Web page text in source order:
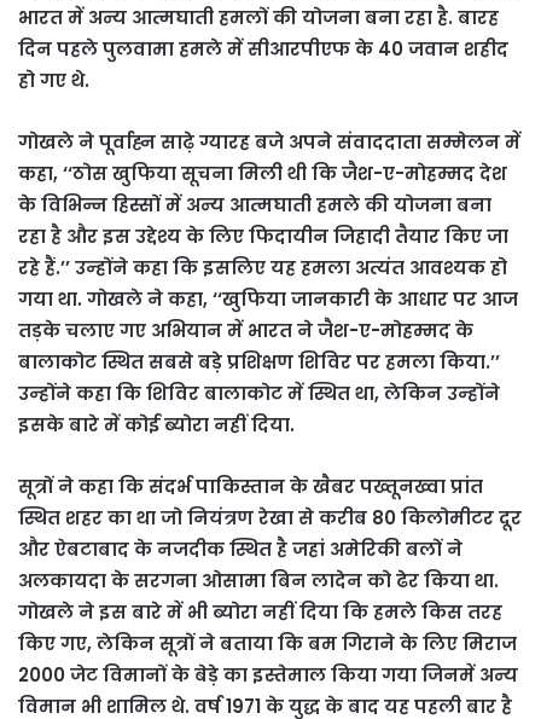
भारत में अन्य आत्मघाती हमलों की योजना बना रहा है. बारह
दिन पहले पुलवामा हमले में सीआरपीएफ के 40 जवान शहीद
हो गए थे.
गोखले ने पूर्वाह्न साढ़े ग्यारह बजे अपने संवाददाता सम्मेलन में
कहा, ‘‘ठोस खुफिया सूचना मिली थी कि जैश-ए-मोहम्मद देश
के विभिन्न हिस्सों में अन्य आत्मघाती हमले की योजना बना
रहा है और इस उद्देश्य के लिए फिदायीन जिहादी तैयार किए जा
रहे हैं.’’ उन्होंने कहा कि इसलिए यह हमला अत्यंत आवश्यक हो
गया था. गोखले ने कहा, ‘‘खुफिया जानकारी के आधार पर आज
तड़के चलाए गए अभियान में भारत ने जैश-ए-मोहम्मद के
बालाकोट स्थित सबसे बड़े प्रशिक्षण शिविर पर हमला किया.’’
उन्होंने कहा कि शिविर बालाकोट में स्थित था, लेकिन उन्होंने
इसके बारे में कोई ब्योरा नहीं दिया.
सूत्रों ने कहा कि संदर्भ पाकिस्तान के खैबर पख्तूनख्वा प्रांत
स्थित शहर का था जो नियंत्रण रेखा से करीब 80 किलोमीटर दूर
और ऐबटाबाद के नजदीक स्थित है जहां अमेरिकी बलों ने
अलकायदा के सरगना ओसामा बिन लादेन को ढेर किया था.
गोखले ने इस बारे में भी ब्योरा नहीं दिया कि हमले किस तरह
किए गए, लेकिन सूत्रों ने बताया कि बम गिराने के लिए मिराज
2000 जेट विमानों के बेड़े का इस्तेमाल किया गया जिनमें अन्य
विमान भी शामिल थे. वर्ष 1971 के युद्ध के बाद यह पहली बार है